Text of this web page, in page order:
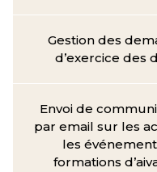
Gestion des
d’exercice des
Envoi de
par email sur les
les
formations